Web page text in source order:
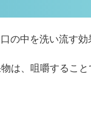
の中を洗い流す効
は、咀嚼するこ